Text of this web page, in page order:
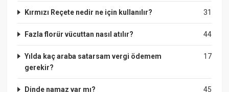
31
Kırmızı Reçete nedir ne için kullanılır?
44
Fazla florür vücuttan nasıl atılır?
17
Yılda kaç araba satarsam vergi ödemem
gerekir?
45
Dinde namaz var mı?